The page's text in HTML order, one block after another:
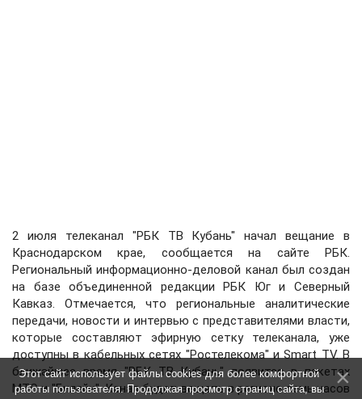
2 июля телеканал "РБК ТВ Кубань" начал вещание в
Краснодарском крае, сообщается на сайте РБК.
Региональный информационно-деловой канал был создан
на базе объединенной редакции РБК Юг и Северный
Кавказ. Отмечается, что региональные аналитические
передачи, новости и интервью c представителями власти,
которые составляют эфирную сетку телеканала, уже
доступны в кабельных сетях "Ростелекома" и Smart TV. В
ближайшее время "РБК ТВ Кубань" появится в пакетах
МТС и "Билайн". Канал будет вещать в регионе семь часов
Этот сайт использует файлы cookies для более комфортной
работы пользователя. Продолжая просмотр страниц сайта, вы